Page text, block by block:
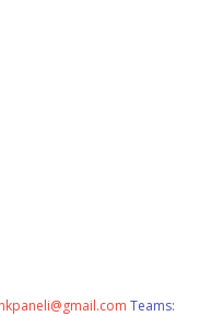
Teams: